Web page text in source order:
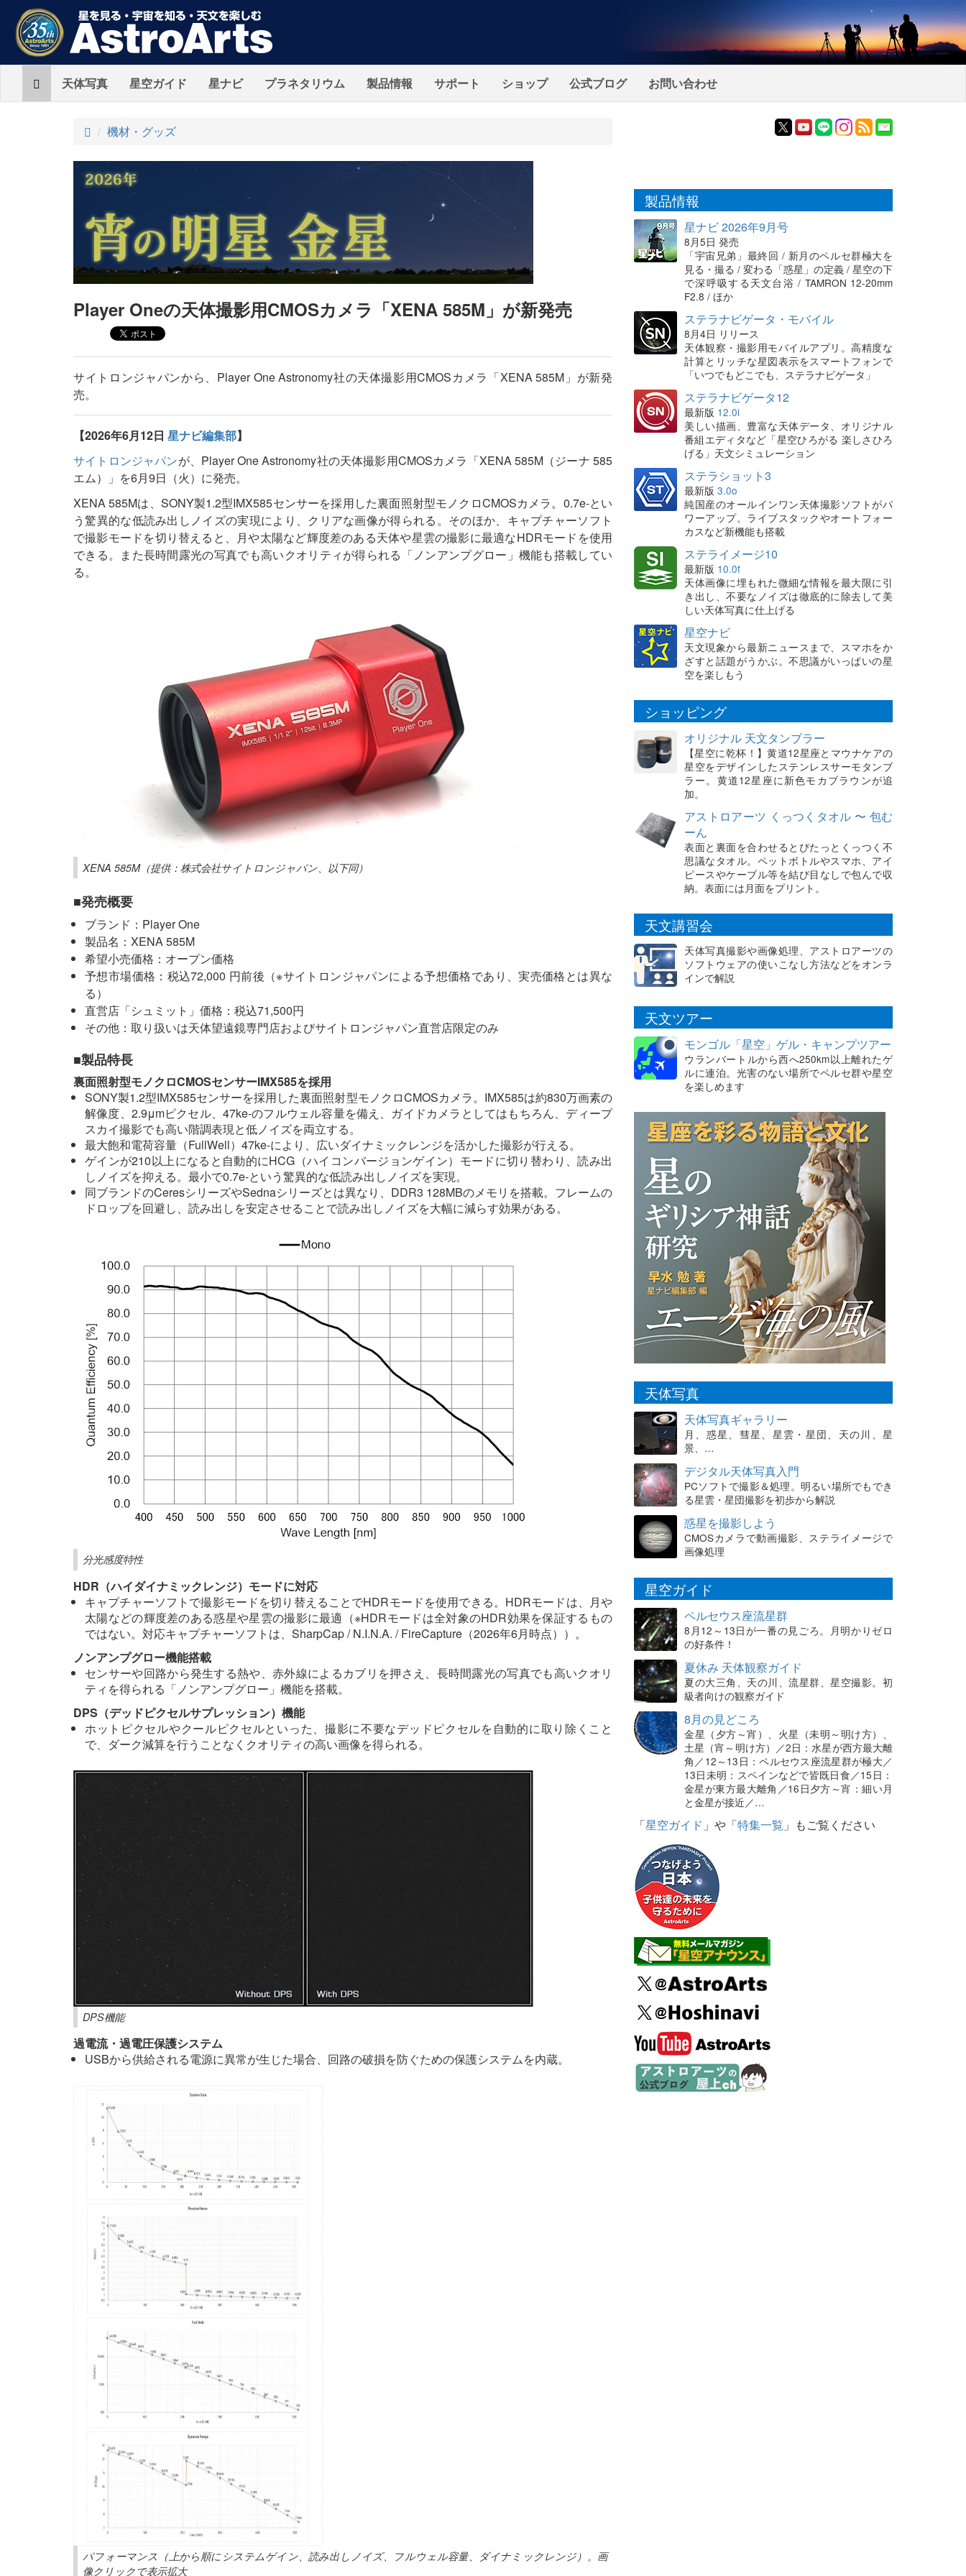
Home天体写真 星空ガイド 星ナビ プラネタリウム 製品情報 サポート ショップ 公式ブログ お問い合わせ
ト
プ
機材・グッズ
Player Oneの天体撮影用CMOSカメラ「XENA 585M」が新発売
サイトロンジャパンから、Player One Astronomy社の天体撮影用CMOSカメラ「XENA 585M」が新発
売。
【2026年6月12日 星ナビ編集部】
サイトロンジャパンが、Player One Astronomy社の天体撮影用CMOSカメラ「XENA 585M（ジーナ 585
エム）」を6月9日（火）に発売。
XENA 585Mは、SONY製1.2型IMX585センサーを採用した裏面照射型モノクロCMOSカメラ。0.7e-とい
う驚異的な低読み出しノイズの実現により、クリアな画像が得られる。そのほか、キャプチャーソフト
で撮影モードを切り替えると、月や太陽など輝度差のある天体や星雲の撮影に最適なHDRモードを使用
できる。また長時間露光の写真でも高いクオリティが得られる「ノンアンプグロー」機能も搭載してい
る。
XENA 585M（提供：株式会社サイトロンジャパン、以下同）
■発売概要
ブランド：Player One
製品名：XENA 585M
希望小売価格：オープン価格
予想市場価格：税込72,000 円前後（※サイトロンジャパンによる予想価格であり、実売価格とは異な
る）
直営店「シュミット」価格：税込71,500円
その他：取り扱いは天体望遠鏡専門店およびサイトロンジャパン直営店限定のみ
■製品特長
裏面照射型モノクロCMOSセンサーIMX585を採用
SONY製1.2型IMX585センサーを採用した裏面照射型モノクロCMOSカメラ。IMX585は約830万画素の
解像度、2.9μmピクセル、47ke-のフルウェル容量を備え、ガイドカメラとしてはもちろん、ディープ
スカイ撮影でも高い階調表現と低ノイズを両立する。
最大飽和電荷容量（FullWell）47ke-により、広いダイナミックレンジを活かした撮影が行える。
ゲインが210以上になると自動的にHCG（ハイコンバージョンゲイン）モードに切り替わり、読み出
しノイズを抑える。最小で0.7e-という驚異的な低読み出しノイズを実現。
同ブランドのCeresシリーズやSednaシリーズとは異なり、DDR3 128MBのメモリを搭載。フレームの
ドロップを回避し、読み出しを安定させることで読み出しノイズを大幅に減らす効果がある。
分光感度特性
HDR（ハイダイナミックレンジ）モードに対応
キャプチャーソフトで撮影モードを切り替えることでHDRモードを使用できる。HDRモードは、月や
太陽などの輝度差のある惑星や星雲の撮影に最適（※HDRモードは全対象のHDR効果を保証するもの
ではない。対応キャプチャーソフトは、SharpCap / N.I.N.A. / FireCapture（2026年6月時点））。
ノンアンプグロー機能搭載
センサーや回路から発生する熱や、赤外線によるカブリを押さえ、長時間露光の写真でも高いクオリ
ティを得られる「ノンアンプグロー」機能を搭載。
DPS（デッドピクセルサプレッション）機能
ホットピクセルやクールピクセルといった、撮影に不要なデッドピクセルを自動的に取り除くこと
で、ダーク減算を行うことなくクオリティの高い画像を得られる。
DPS機能
過電流・過電圧保護システム
USBから供給される電源に異常が生じた場合、回路の破損を防ぐための保護システムを内蔵。
パフォーマンス（上から順にシステムゲイン、読み出しノイズ、フルウェル容量、ダイナミックレンジ）。画
像クリックで表示拡大
製品情報
星ナビ 2026年9月号
8月5日 発売
「宇宙兄弟」最終回 / 新月のペルセ群極大を
見る・撮る / 変わる「惑星」の定義 / 星空の下
で深呼吸する天文台浴 / TAMRON 12-20mm
F2.8 / ほか
ステラナビゲータ・モバイル
8月4日 リリース
天体観察・撮影用モバイルアプリ。高精度な
計算とリッチな星図表示をスマートフォンで
「いつでもどこでも、ステラナビゲータ」
ステラナビゲータ12
最新版 12.0i
美しい描画、豊富な天体データ、オリジナル
番組エディタなど「星空ひろがる 楽しさひろ
げる」天文シミュレーション
ステラショット3
最新版 3.0o
純国産のオールインワン天体撮影ソフトがパ
ワーアップ。ライブスタックやオートフォー
カスなど新機能も搭載
ステライメージ10
最新版 10.0f
天体画像に埋もれた微細な情報を最大限に引
き出し、不要なノイズは徹底的に除去して美
しい天体写真に仕上げる
星空ナビ
天文現象から最新ニュースまで、スマホをか
ざすと話題がうかぶ。不思議がいっぱいの星
空を楽しもう
ショッピング
オリジナル 天文タンブラー
【星空に乾杯！】黄道12星座とマウナケアの
星空をデザインしたステンレスサーモタンブ
ラー。黄道12星座に新色モカブラウンが追
加。
アストロアーツ くっつくタオル 〜 包む
ーん
表面と裏面を合わせるとぴたっとくっつく不
思議なタオル。ペットボトルやスマホ、アイ
ピースやケーブル等を結び目なしで包んで収
納。表面には月面をプリント。
天文講習会
天体写真撮影や画像処理、アストロアーツの
ソフトウェアの使いこなし方法などをオンラ
インで解説
天文ツアー
モンゴル「星空」ゲル・キャンプツアー
ウランバートルから西へ250km以上離れたゲ
ルに連泊。光害のない場所でペルセ群や星空
を楽しめます
天体写真
天体写真ギャラリー
月、惑星、彗星、星雲・星団、天の川、星
景、…
デジタル天体写真入門
PCソフトで撮影＆処理。明るい場所でもでき
る星雲・星団撮影を初歩から解説
惑星を撮影しよう
CMOSカメラで動画撮影、ステライメージで
画像処理
星空ガイド
ペルセウス座流星群
8月12～13日が一番の見ごろ。月明かりゼロ
の好条件！
夏休み 天体観察ガイド
夏の大三角、天の川、流星群、星空撮影。初
級者向けの観察ガイド
8月の見どころ
金星（夕方～宵）、火星（未明～明け方）、
土星（宵～明け方）／2日：水星が西方最大離
角／12～13日：ペルセウス座流星群が極大／
13日未明：スペインなどで皆既日食／15日：
金星が東方最大離角／16日夕方～宵：細い月
と金星が接近／…
「星空ガイド 」や「特集一覧 」もご覧ください